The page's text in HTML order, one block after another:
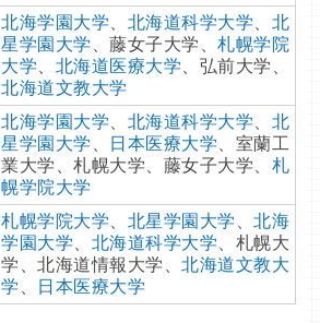
北海学園大学、 北海道科学大学、 北
星学園大学 、藤女子大学、札幌学院
大学、 北海道医療大学、弘前大学、
北海道文教大学
北海学園大学、 北海道科学大学、 北
星学園大学 、 日本医療大学、室蘭工
業大学、札幌大学、藤女子大学、 札
幌学院大学
札幌学院大学、 北星学園大学 、北海
学園大学、 北海道科学大学、札幌大
学、北海道情報大学、北海道文教大
学 、 日本医療大学